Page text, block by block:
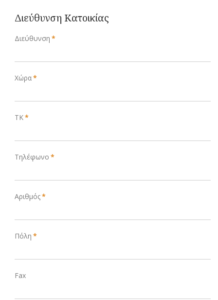
Διεύθυνση Κατοικίας
Διεύθυνση *
Χώρα*
ΤΚ*
Τηλέφωνο *
Αριθμός*
Πόλη *
Fax